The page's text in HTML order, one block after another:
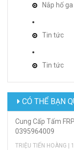
Nắp hố
Tin tức
Tin tức
CÓ THỂ BẠN
Cung Cấp Tấm
0395964009
TRIỆU TIẾN HOÀNG